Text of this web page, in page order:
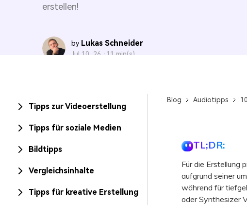
erstellen!
by Lukas Schneider
Jul 10, 26 · 11 min(s)
Tipps zur Videoerstellung
Tipps für soziale Medien
Bildtipps
Vergleichsinhalte
Tipps für kreative Erstellung
Blog Audiotipps
TL;DR:
Für die Erstellung
aufgrund seiner
während für
oder Synthesizer